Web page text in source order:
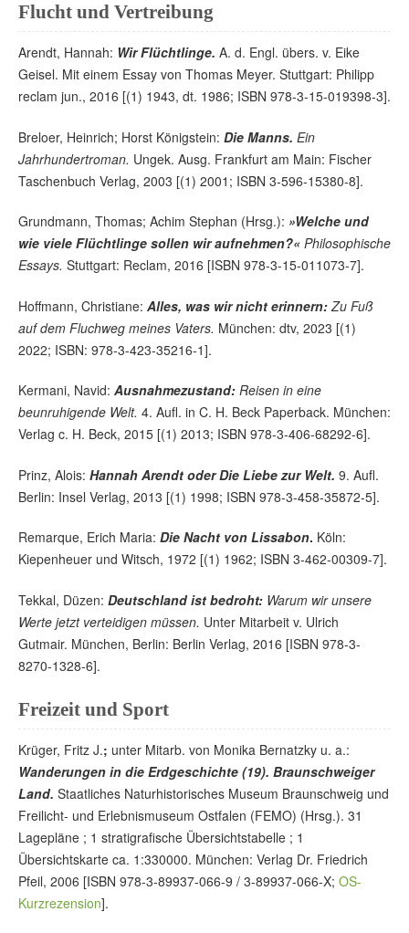
Flucht und Vertreibung
Arendt, Hannah: Wir Flüchtlinge. A. d. Engl. übers. v. Eike
Geisel. Mit einem Essay von Thomas Meyer. Stuttgart: Philipp
reclam jun., 2016 [(1) 1943, dt. 1986; ISBN 978-3-15-019398-3].
Breloer, Heinrich; Horst Königstein: Die Manns. Ein
Jahrhundertroman. Ungek. Ausg. Frankfurt am Main: Fischer
Taschenbuch Verlag, 2003 [(1) 2001; ISBN 3-596-15380-8].
Grundmann, Thomas; Achim Stephan (Hrsg.): »Welche und
wie viele Flüchtlinge sollen wir aufnehmen?« Philosophische
Essays. Stuttgart: Reclam, 2016 [ISBN 978-3-15-011073-7].
Hoffmann, Christiane: Alles, was wir nicht erinnern: Zu Fuß
auf dem Fluchweg meines Vaters. München: dtv, 2023 [(1)
2022; ISBN: 978-3-423-35216-1].
Kermani, Navid: Ausnahmezustand: Reisen in eine
beunruhigende Welt. 4. Aufl. in C. H. Beck Paperback. München:
Verlag c. H. Beck, 2015 [(1) 2013; ISBN 978-3-406-68292-6].
Prinz, Alois: Hannah Arendt oder Die Liebe zur Welt. 9. Aufl.
Berlin: Insel Verlag, 2013 [(1) 1998; ISBN 978-3-458-35872-5].
Remarque, Erich Maria: Die Nacht von Lissabon. Köln:
Kiepenheuer und Witsch, 1972 [(1) 1962; ISBN 3-462-00309-7].
Tekkal, Düzen: Deutschland ist bedroht: Warum wir unsere
Werte jetzt verteidigen müssen. Unter Mitarbeit v. Ulrich
Gutmair. München, Berlin: Berlin Verlag, 2016 [ISBN 978-3-
8270-1328-6].
Freizeit und Sport
Krüger, Fritz J.; unter Mitarb. von Monika Bernatzky u. a.:
Wanderungen in die Erdgeschichte (19). Braunschweiger
Land. Staatliches Naturhistorisches Museum Braunschweig und
Freilicht- und Erlebnismuseum Ostfalen (FEMO) (Hrsg.). 31
Lagepläne ; 1 stratigrafische Übersichtstabelle ; 1
Übersichtskarte ca. 1:330000. München: Verlag Dr. Friedrich
Pfeil, 2006 [ISBN 978-3-89937-066-9 / 3-89937-066-X; OS-
Kurzrezension].